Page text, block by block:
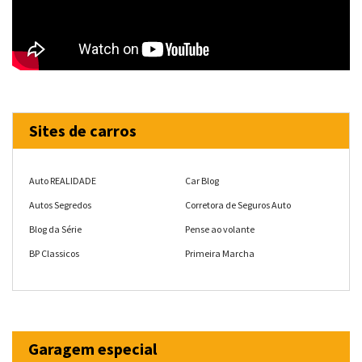
Sites de carros
Auto REALIDADE
Autos Segredos
Blog da Série
BP Classicos
Car Blog
Corretora de Seguros Auto
Pense ao volante
Primeira Marcha
Garagem especial